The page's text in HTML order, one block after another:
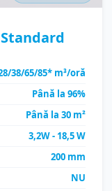
38/65/85* m³/oră
Până la 96%
Până la 30 m²
3,2W - 18,5 W
200 mm
NU